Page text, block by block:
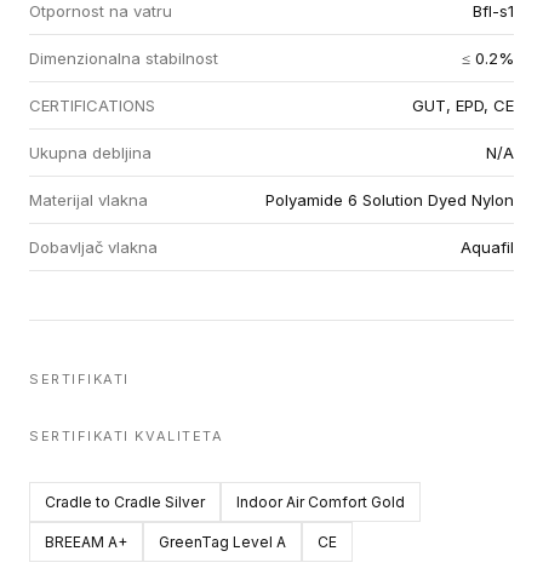
Otpornost na vatru Bfl-s1
Dimenzionalna stabilnost ≤ 0.2%
CERTIFICATIONS GUT, EPD, CE
Ukupna debljina N/A
Materijal vlakna Polyamide 6 Solution Dyed Nylon
Dobavljač vlakna Aquafil
SERTIFIKATI
SERTIFIKATI KVALITETA
Cradle to Cradle Silver Indoor Air Comfort Gold
BREEAM A+ GreenTag Level A CE